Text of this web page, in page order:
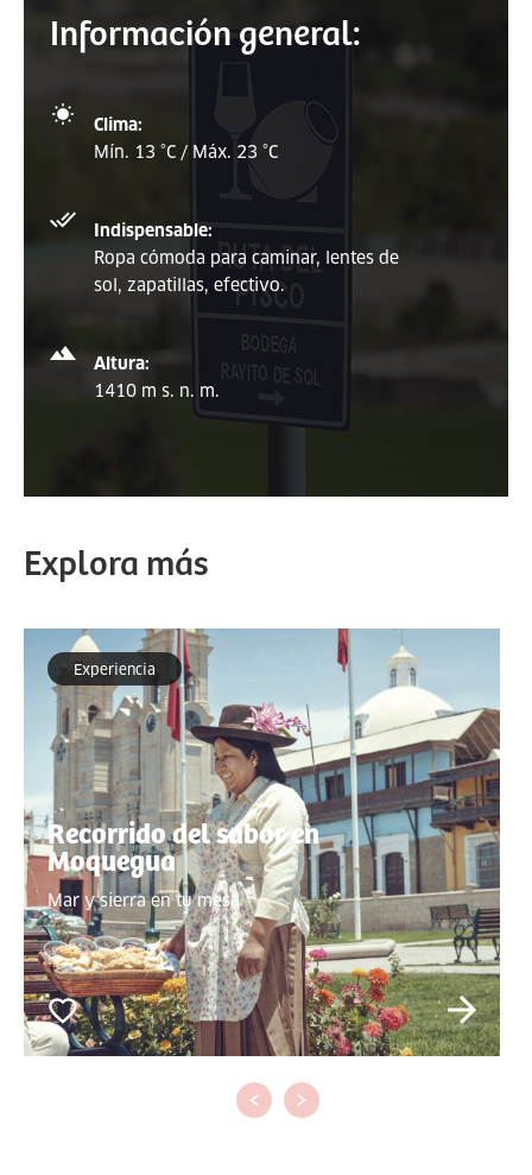
Información general:
Clima:
Mín. 13 °C / Máx. 23 °C
Indispensable:
Ropa cómoda para caminar, lentes de
sol, zapatillas, efectivo.
Altura:
1410 m s. n. m.
Explora más
Experiencia
Recorrido del sabor en
Moquegua
Mar y sierra en tu mesa
‹ ›